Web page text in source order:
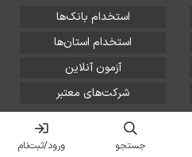
استخدام بانک‌ها
استخدام استان‌ها
آزمون آنلاین
شرکت‌های معتبر
برای آلتین سیستم محفوظ است و هر
پیگرد قانونی دارد.
جستجو ورود/ثبت‌نام